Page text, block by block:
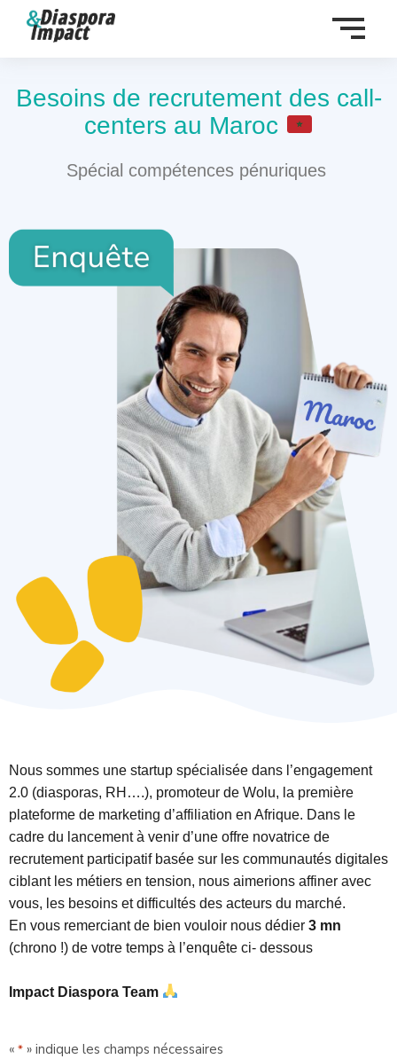
contenu
Besoins de recrutement des call-
centers au Maroc
Spécial compétences pénuriques
Nous sommes une startup spécialisée dans l’engagement
2.0 (diasporas, RH….), promoteur de Wolu, la première
plateforme de marketing d’affiliation en Afrique. Dans le
cadre du lancement à venir d’une offre novatrice de
recrutement participatif basée sur les communautés digitales
ciblant les métiers en tension, nous aimerions affiner avec
vous, les besoins et difficultés des acteurs du marché.
En vous remerciant de bien vouloir nous dédier 3 mn
(chrono !) de votre temps à l’enquête ci- dessous
Impact Diaspora Team
« * » indique les champs nécessaires